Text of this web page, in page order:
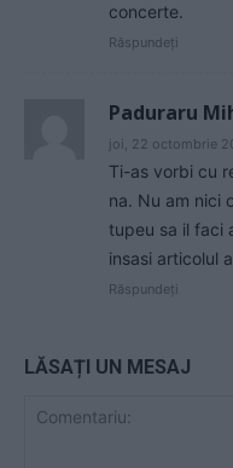
concerte.
Răspundeți
Paduraru
joi, 22 octombrie
Ti-as vorbi cu
na. Nu am nici
tupeu sa il faci
insasi articolul
Răspundeți
LĂSAȚI UN MESAJ